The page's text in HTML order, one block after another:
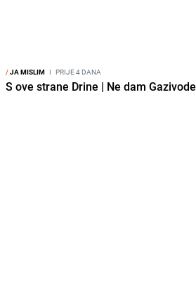
/JA MISLIM I PRIJE 4 DANA
S ove strane Drine | Ne dam Gazivode